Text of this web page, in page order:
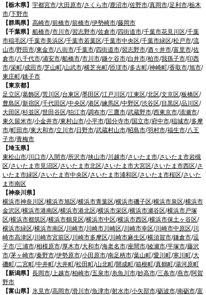
【栃木県】 宇都宮市/大田原市/さくら市/鹿沼市/佐野市/真岡市/足利市/栃木
市/下野市
【群馬県】 高崎市/前橋市/前橋市/伊勢崎市/藤岡市
【千葉県】 船橋市/市川市/習志野市/佐倉市/四街道市/千葉市花見川区/千葉
市稲毛区/千葉市美浜区/千葉市若葉区/千葉市中央区/千葉市緑区/松戸市/流
山市/野田市/東金市/八街市/千葉市/四街道市/習志野市/酒々井市/富里市/佐
倉市/八千代市/浦安市/船橋市/市川市/鎌ケ谷市/白井市/柏市/我孫子市/印西
市/栄町/成田市/芝山町/山武市/横芝光町/匝瑳市/多古町/神崎町/香取市/旭市/
東庄町/銚子市
【東京都】
足立区/葛飾区/荒川区/台東区/墨田区/江戸川区/江東区/北区/文京区/板橋区/
豊島区/新宿区/千代田区/中央区/港区/練馬区/中野区/渋谷区/目黒区/品川区/
大田区/杉並区/世田谷区/狛江市/調布市/三鷹市/武蔵野市/西東京市/清瀬市/
東久留米市/小金井市/東村山市/小平市/国分寺市/国立市/府中市/稲城市/多摩
市/町田市/東大和市/立川市/日野市/武蔵村山市/昭島市/羽村市/福生市/八王
子市/青梅市
【埼玉県】
東松山市/川口市/ 入間市/所沢市/挟山市/川越市/さいたま市/さいたま市岩槻
区/さいたま市見沼区/さいたま市北区/さいたま市大宮区/さいたま市西区/さ
いたま市緑区/さいたま市中央区/さいたま市浦和区/さいたま市桜区/さいた
ま市南区
【神奈川県】
横浜市神奈川区/横浜市旭区/横浜市青葉区/横浜市磯子区/横浜市泉区/横浜市
金沢区/横浜市港南区/横浜市港北区/横浜市栄区/横浜市瀬谷区/横浜市戸塚
区/横浜市都筑区/横浜市鶴見区/横浜市中区/横浜市西区/横浜市保土ヶ谷区/
横浜市緑区/横浜市南区/川崎市/川崎市川崎区/川崎市幸区/川崎市中原区/川
崎市高津区/川崎市宮前区/川崎市多摩区/川崎市麻生区/横須賀市/鎌倉市/逗
子市/三浦市/相模原市/厚木市/大和市/海老名市/座間市/綾瀬市/平塚市/藤沢
市/茅ヶ崎市/秦野市/伊勢原市/小田原市/南足柄市/葉山町/愛川町/寒川町/大
磯町/二宮町/中井町/大井町/松田町/山北町/開成町/箱根町/真鶴町/湯河原町
【新潟県】 長岡市/ 上越市/柏崎市/五泉市/糸魚川市/妙高市/三条市/燕市/阿賀
野市
【富山県】 氷見市/高岡市/滑川市/魚津市/射水市/小矢部市/砺波市/南砺市/富